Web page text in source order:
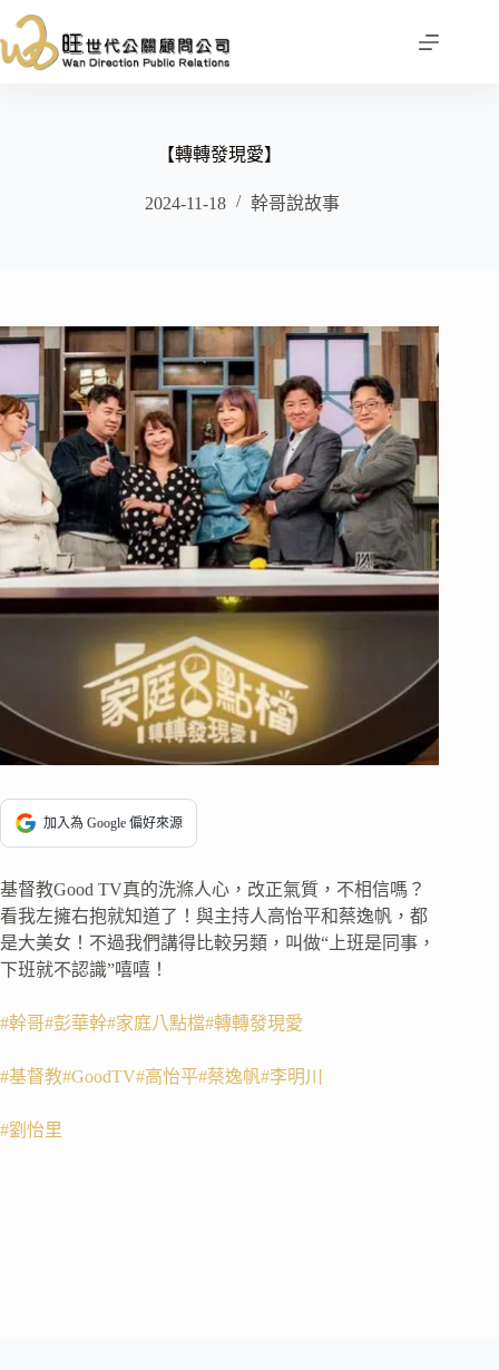
至
主
【轉轉發現愛】
2024-11-18 幹哥說故事
加入為 Google 偏好來源
基督教Good TV真的洗滌人心，改正氣質，不相信嗎？
看我左擁右抱就知道了！與主持人高怡平和蔡逸帆，都
是大美女！不過我們講得比較另類，叫做“上班是同事，
下班就不認識”嘻嘻！
#幹哥#彭華幹#家庭八點檔#轉轉發現愛
#基督教#GoodTV#高怡平#蔡逸帆#李明川
#劉怡里